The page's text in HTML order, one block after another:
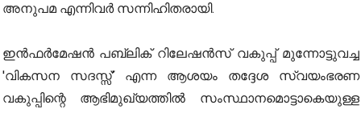
അനുപമ എന്നിവർ സന്നിഹിതരായി.
ഇൻഫർമേഷൻ പബ്ലിക് റിലേഷൻസ് വകുപ്പ് മുന്നോട്ടുവച്ച
'വികസന സദസ്സ്’ എന്ന ആശയം തദ്ദേശ സ്വയംഭരണ
വകുപ്പിന്റെ ആഭിമുഖ്യത്തിൽ സംസ്ഥാനമൊട്ടാകെയുള്ള